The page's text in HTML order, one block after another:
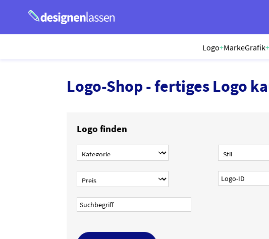
Logo+MarkeGrafik+
Logo-Shop - fertiges Logo
Logo finden